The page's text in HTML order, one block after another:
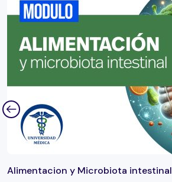
Alimentacion y Microbiota intestinal